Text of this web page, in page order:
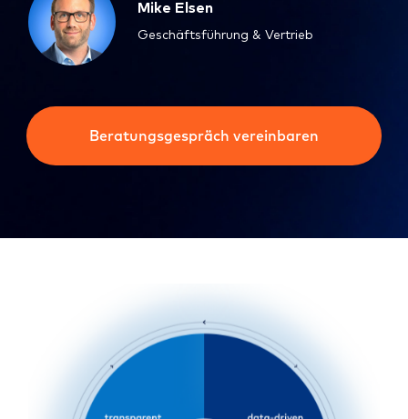
Mike Elsen
Geschäftsführung & Vertrieb
Beratungsgespräch vereinbaren